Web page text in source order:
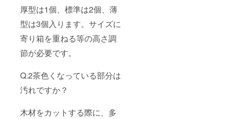
厚型は1個、標準は2個、薄
型は3個入ります。 サイズに
寄り箱を重ねる等の高さ調
節が必要です。
Q.2茶色くなっている部分は
汚れですか？
木材をカットする際に、多